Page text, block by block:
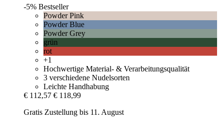
-5% Bestseller
Powder Pink
Powder Blue
Powder Grey
grün
rot
+1
Hochwertige Material- & Verarbeitungsqualität
3 verschiedene Nudelsorten
Leichte Handhabung
€ 112,57 € 118,99
Gratis Zustellung bis 11. August